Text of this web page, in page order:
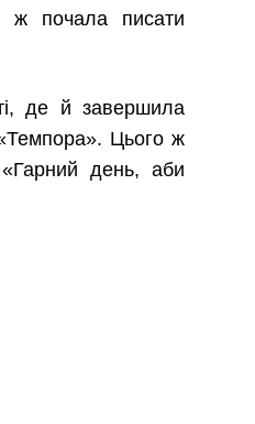
ж почала писати
де й завершила
Цього ж
«Гарний день, аби